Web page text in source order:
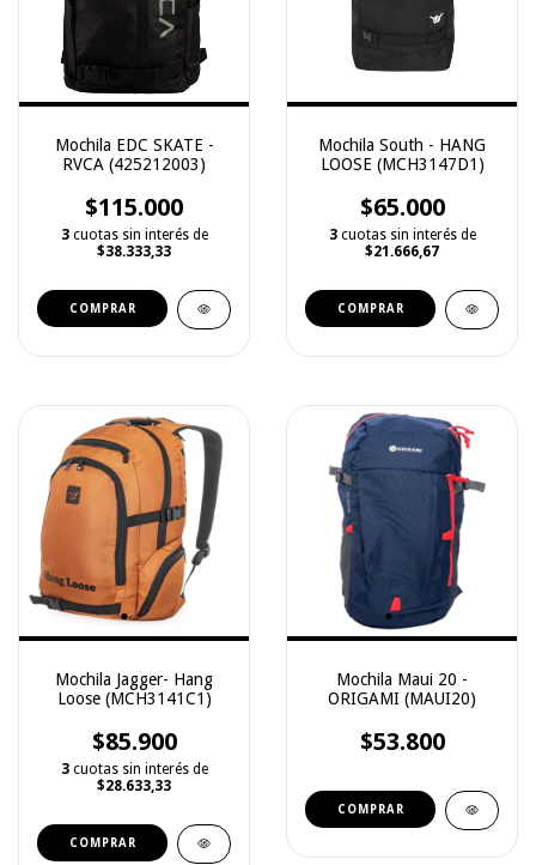
Mochila EDC SKATE -
RVCA (425212003)
$115.000
3 cuotas sin interés de
$38.333,33
COMPRAR
Mochila South - HANG
LOOSE (MCH3147D1)
$65.000
3 cuotas sin interés de
$21.666,67
COMPRAR
Mochila Jagger- Hang
Loose (MCH3141C1)
$85.900
3 cuotas sin interés de
$28.633,33
COMPRAR
Mochila Maui 20 -
ORIGAMI (MAUI20)
$53.800
COMPRAR